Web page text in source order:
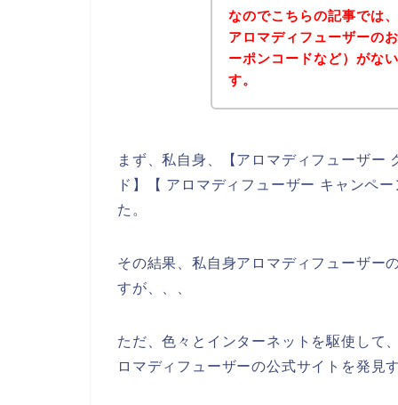
なのでこちらの記事では
アロマディフューザーの
ーポンコードなど）がな
す。
まず、私自身、【アロマディフューザー
ド】【 アロマディフューザー キャンペ
た。
その結果、私自身アロマディフューザー
すが、、、
ただ、色々とインターネットを駆使して
ロマディフューザーの公式サイトを発見